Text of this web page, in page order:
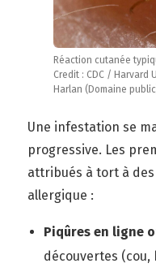
Réaction cutanée
Credit : CDC / Harvard
Harlan (Domaine
Une infestation se
progressive. Les
attribués à tort à
allergique :
Piqûres en ligne
découvertes (cou,